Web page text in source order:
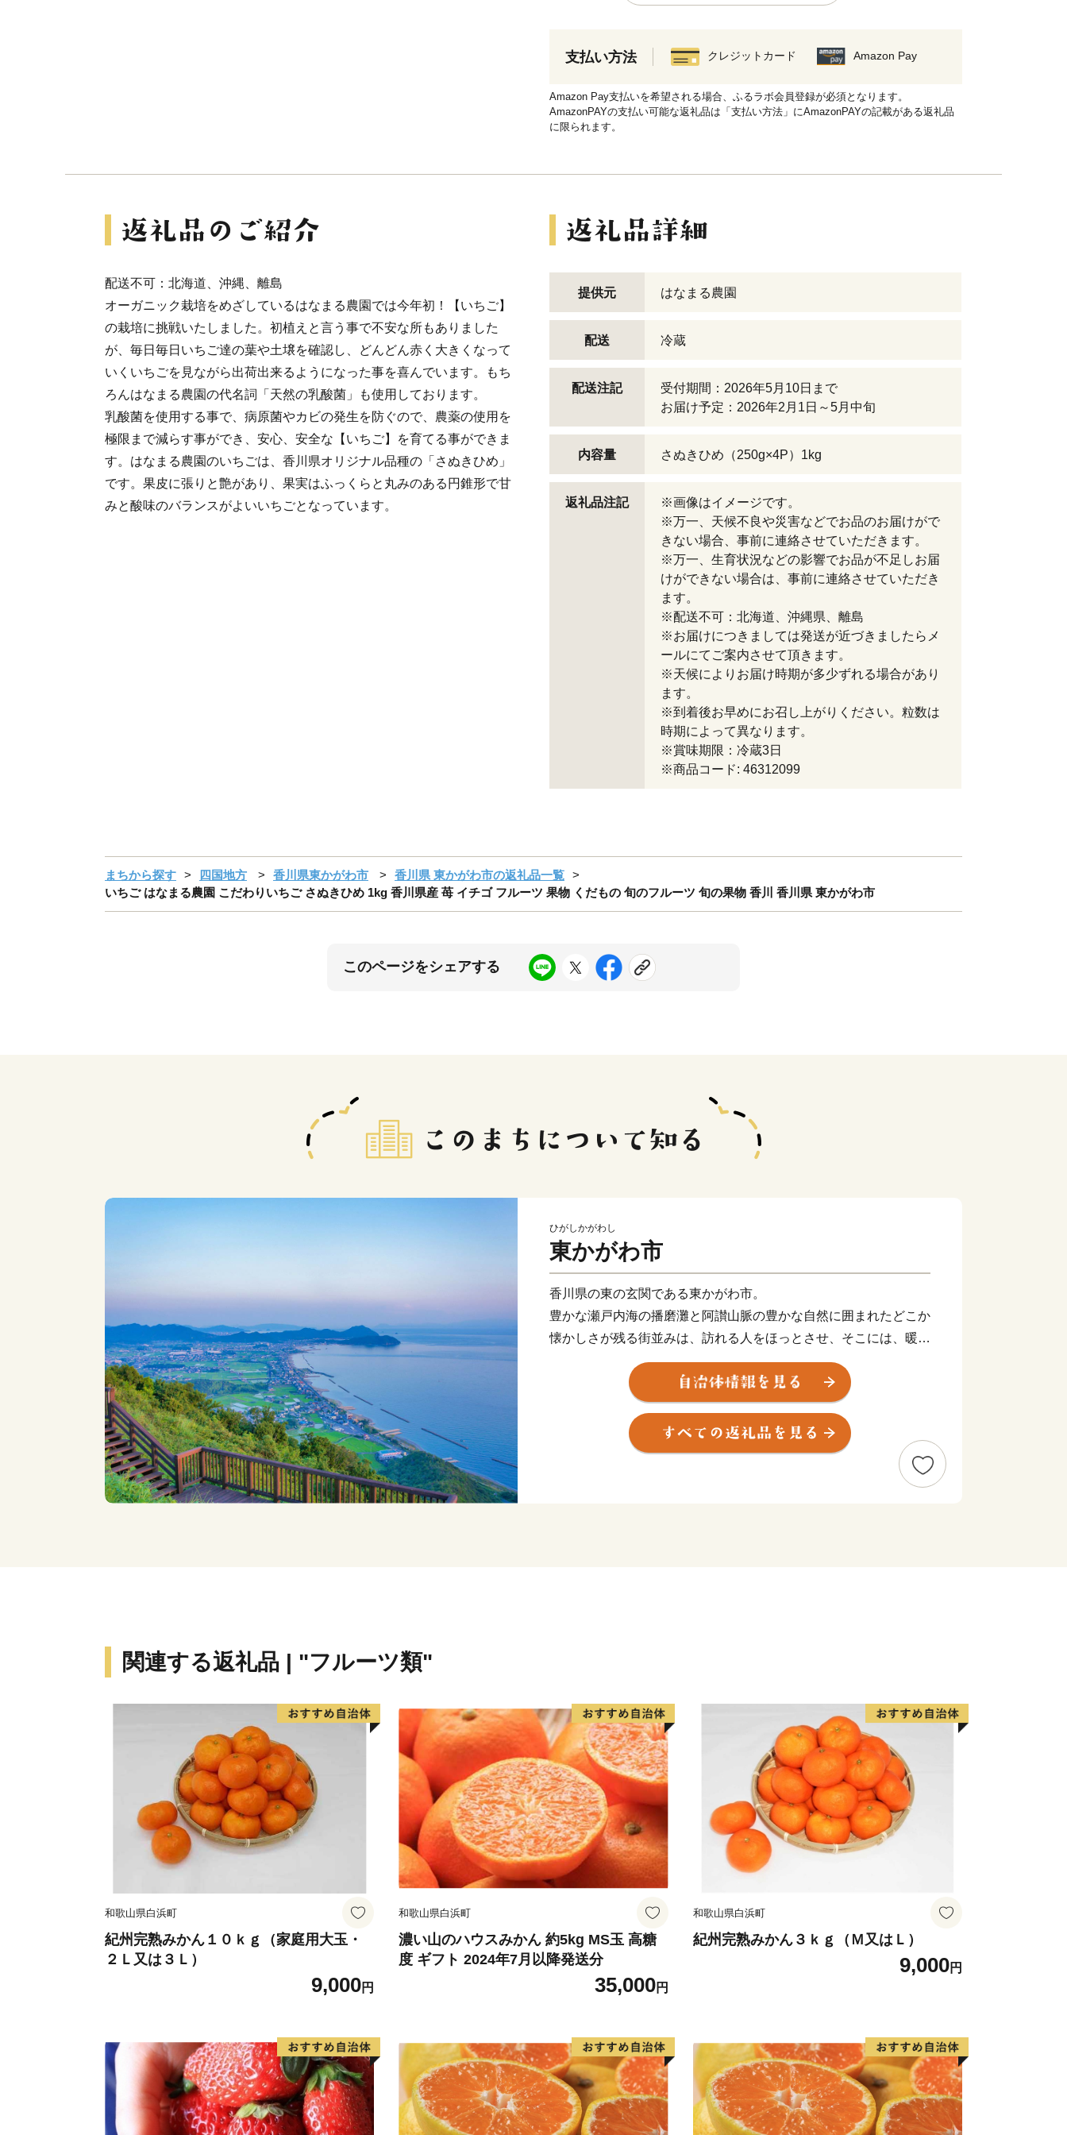
支払い方法 クレジットカード Amazon Pay
Amazon Pay支払いを希望される場合、ふるラボ会員登録が必須となります。
AmazonPAYの支払い可能な返礼品は「支払い方法」にAmazonPAYの記載がある返礼品
に限られます。
配送不可：北海道、沖縄、離島
オーガニック栽培をめざしているはなまる農園では今年初！【いちご】
の栽培に挑戦いたしました。初植えと言う事で不安な所もありました
が、毎日毎日いちご達の葉や土壌を確認し、どんどん赤く大きくなって
いくいちごを見ながら出荷出来るようになった事を喜んでいます。もち
ろんはなまる農園の代名詞「天然の乳酸菌」も使用しております。
乳酸菌を使用する事で、病原菌やカビの発生を防ぐので、農薬の使用を
極限まで減らす事ができ、安心、安全な【いちご】を育てる事ができま
す。はなまる農園のいちごは、香川県オリジナル品種の「さぬきひめ」
です。果皮に張りと艶があり、果実はふっくらと丸みのある円錐形で甘
みと酸味のバランスがよいいちごとなっています。
提供元 はなまる農園
配送 冷蔵
配送注記
受付期間：2026年5月10日まで
お届け予定：2026年2月1日～5月中旬
内容量 さぬきひめ（250g×4P）1kg
返礼品注記
※画像はイメージです。
※万一、天候不良や災害などでお品のお届けがで
きない場合、事前に連絡させていただきます。
※万一、生育状況などの影響でお品が不足しお届
けができない場合は、事前に連絡させていただき
ます。
※配送不可：北海道、沖縄県、離島
※お届けにつきましては発送が近づきましたらメ
ールにてご案内させて頂きます。
※天候によりお届け時期が多少ずれる場合があり
ます。
※到着後お早めにお召し上がりください。粒数は
時期によって異なります。
※賞味期限：冷蔵3日
※商品コード: 46312099
まちから探す 四国地方 香川県東かがわ市
香川県 東かがわ市の返礼品一覧
いちご はなまる農園 こだわりいちご さぬきひめ 1kg 香川県産 苺 イチゴ フルーツ 果物 くだもの 旬のフルーツ 旬の果物 香川 香川県 東かがわ市
このページをシェアする
ひがしかがわし
東かがわ市
香川県の東の玄関である東かがわ市。
豊かな瀬戸内海の播磨灘と阿讃山脈の豊かな自然に囲まれたどこか
懐かしさが残る街並みは、訪れる人をほっとさせ、そこには、暖か
い笑顔で出迎えてくれる人たちが住んでいます。
また、日本で初めてハマチの養殖に成功し、全国のハマチ養殖発
祥地としても知られており、地場産業である手袋生産は、全国シェ
アの90パーセント以上を占めており、そこで作られる手袋は、各
界から絶大な信頼を得ています。今もなお、昔からの伝統製法を守
り、作り続けられている和三盆糖など、技術、伝統、文化を守る自
関連する返礼品 | "フルーツ類"
和歌山県白浜町
紀州完熟みかん１０ｋｇ（家庭用大玉・
２Ｌ又は３Ｌ）
9,000円
和歌山県白浜町
濃い山のハウスみかん 約5kg MS玉 高糖
度 ギフト 2024年7月以降発送分
35,000円
和歌山県白浜町
紀州完熟みかん３ｋｇ（Ｍ又はＬ）
9,000円